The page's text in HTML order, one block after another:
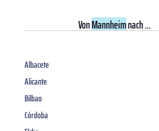
VonMannheimnach ...
Albacete
Alicante
Bilbao
Córdoba